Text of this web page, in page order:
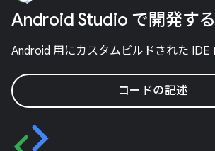
Android Studio で開発する
Android 用にカスタムビルドされた IDE
コードの記述